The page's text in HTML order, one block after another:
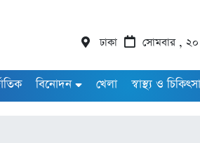
ঢাকা সোমবার , ২০
বিনোদন খেলা স্বাস্থ্য ও চিকিৎসা